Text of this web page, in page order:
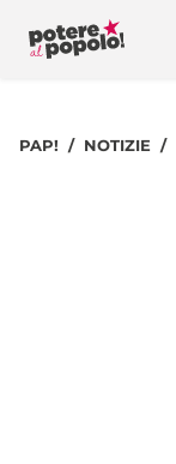
PAP! NOTIZIE